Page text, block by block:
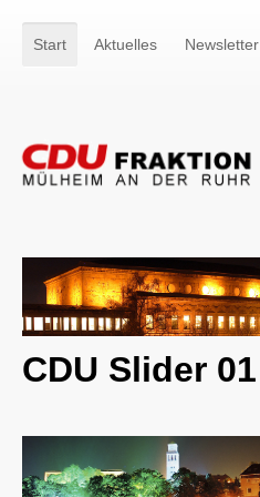
Start Aktuelles Newsletter
CDU Slider 01